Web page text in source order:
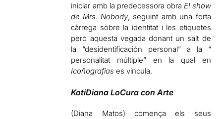
iniciar amb la predecessora obraEl show
de Mrs. Nobody, seguint amb una forta
càrrega sobre la identitat i les etiquetes
però aquesta vegada donant un salt de
la “desidentificación personal” a la “
personalitat múltiple” en la qual en
Icoñografias es vincula.
KotiDiana LoCura con Arte
(Diana Matos) comença els seus